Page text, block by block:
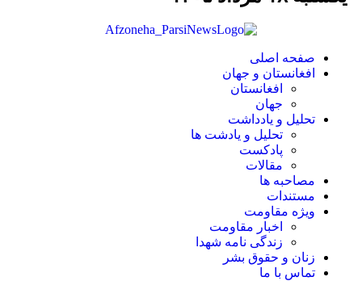
صفحه اصلی
افغانستان و جهان
افغانستان
جهان
تحلیل و یادداشت
تحلیل و یادشت ها
پادکست
مقالات
مصاحبه ها
مستندات
ویژه مقاومت
اخبار مقاومت
زندگی نامه شهدا
زنان و حقوق بشر
تماس با ما